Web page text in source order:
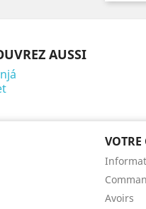
AUSSI
VOTRE
Avoirs